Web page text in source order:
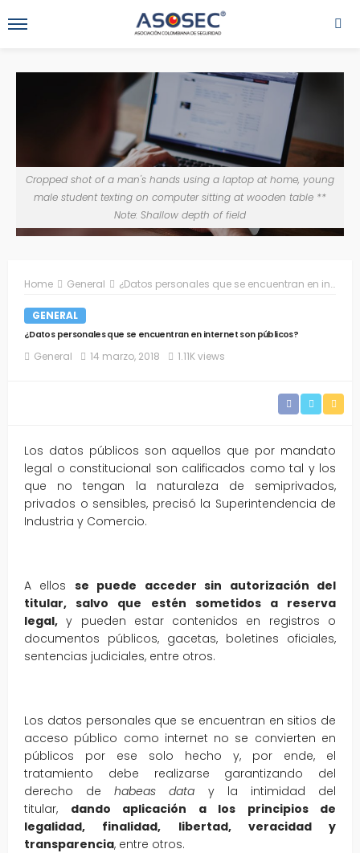
Cropped shot of a man's hands using a laptop at home, young
male student texting on computer sitting at wooden table **
Note: Shallow depth of field
Home General ¿Datos personales que se encuentran en internet son públicos?
GENERAL
¿Datos personales que se encuentran en internet son públicos?
General 14 marzo, 2018 1.11K views
Los datos públicos son aquellos que por mandato
legal o constitucional son calificados como tal y los
que no tengan la naturaleza de semiprivados,
privados o sensibles, precisó la Superintendencia de
Industria y Comercio.
A ellos se puede acceder sin autorización del
titular, salvo que estén sometidos a reserva
legal, y pueden estar contenidos en registros o
documentos públicos, gacetas, boletines oficiales,
sentencias judiciales, entre otros.
Los datos personales que se encuentran en sitios de
acceso público como internet no se convierten en
públicos por ese solo hecho y, por ende, el
tratamiento debe realizarse garantizando del
derecho dehabeas data y la intimidad del
titular, dando aplicación a los principios de
legalidad, finalidad, libertad, veracidad y
transparencia, entre otros.